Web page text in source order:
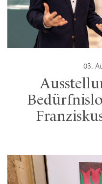
03.